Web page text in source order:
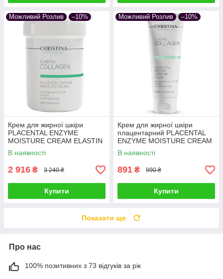
Можливий Розлив –10%
Крем для жирної шкіри
PLACENTAL ENZYME
MOISTURE CREAM ELASTIN
COLLAGEN CHRISTINA
плацентарний 250 мл
В наявності
2 916 ₴ 3 240 ₴
Купити
Можливий Розлив –10%
Крем для жирної шкіри
плацентарний PLACENTAL
ENZYME MOISTURE CREAM
ELASTIN COLLAGEN
CHRISTINA 60 мл
В наявності
891 ₴ 990 ₴
Купити
Показати ще
Про нас
100% позитивних з 73 відгуків за рік